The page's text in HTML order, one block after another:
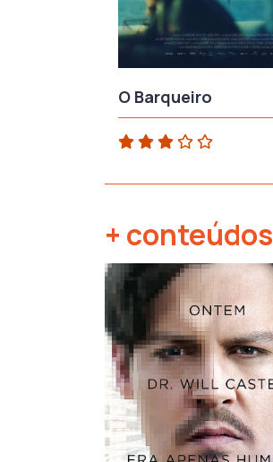
O Barqueiro
+ conteúdos
‹